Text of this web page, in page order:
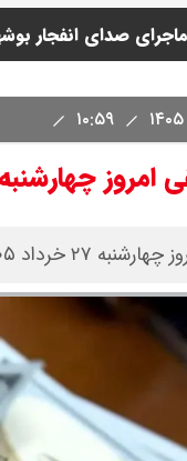
ماجرای صدای انفجار
قیمت سکه پارسیان امروز جمعه ۱۶ مرداد ۱۴۰۵ / سکه پارسیان
چهارشنبه ۲۷ خرداد ۱۴۰۵
تومان ریزش را تجربه کرده است.